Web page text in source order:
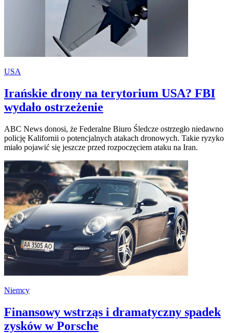
USA
Irańskie drony na terytorium USA? FBI
wydało ostrzeżenie
ABC News donosi, że Federalne Biuro Śledcze ostrzegło niedawno
policję Kalifornii o potencjalnych atakach dronowych. Takie ryzyko
miało pojawić się jeszcze przed rozpoczęciem ataku na Iran.
Niemcy
Finansowy wstrząs i dramatyczny spadek
zysków w Porsche